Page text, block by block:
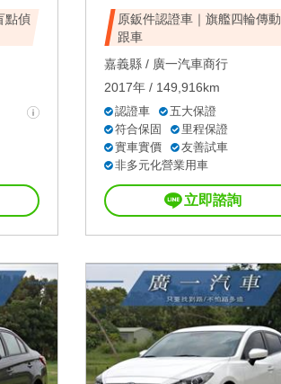
點偵
原鈑件認證車｜旗艦四輪傳動
跟車
嘉義縣 / 廣一汽車商行
2017年 / 149,916km
認證車
五大保證
符合保固
里程保證
實車實價
友善試車
非多元化營業用車
立即諮詢